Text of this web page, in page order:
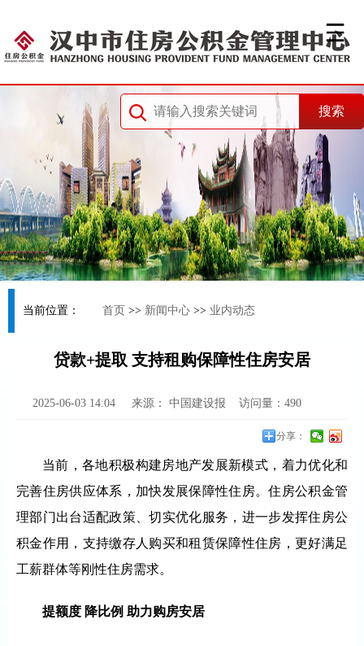
当前位置： 首页 >> 新闻中心 >> 业内动态
贷款+提取 支持租购保障性住房安居
2025-06-03 14:04 来源： 中国建设报 访问量： 490
分享：
当前，各地积极构建房地产发展新模式，着力优化和
完善住房供应体系，加快发展保障性住房。住房公积金管
理部门出台适配政策、切实优化服务，进一步发挥住房公
积金作用，支持缴存人购买和租赁保障性住房，更好满足
工薪群体等刚性住房需求。
提额度 降比例 助力购房安居